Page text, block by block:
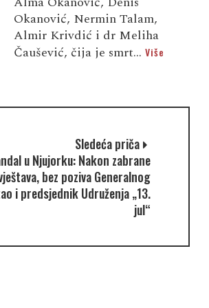
Okanović, Nermin Talam,
Almir Krivdić i dr Meliha
Čaušević, čija je smrt... Više
Sledeća priča
u Njujorku: Nakon zabrane
bez poziva Generalnog
i predsjednik Udruženja „13.
jul“